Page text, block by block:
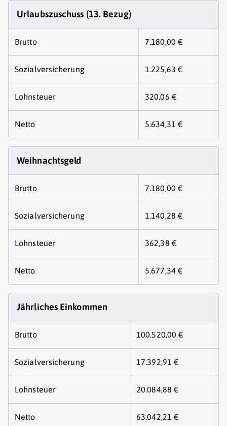
Urlaubszuschuss (13. Bezug)
Brutto 7.180,00 €
Sozialversicherung 1.225,63 €
Lohnsteuer 320,06 €
Netto 5.634,31 €
Weihnachtsgeld
Brutto 7.180,00 €
Sozialversicherung 1.140,28 €
Lohnsteuer 362,38 €
Netto 5.677,34 €
Jährliches Einkommen
Brutto 100.520,00 €
Sozialversicherung 17.392,91 €
Lohnsteuer 20.084,88 €
Netto 63.042,21 €